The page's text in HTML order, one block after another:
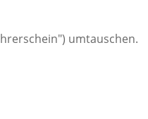
umtauschen.